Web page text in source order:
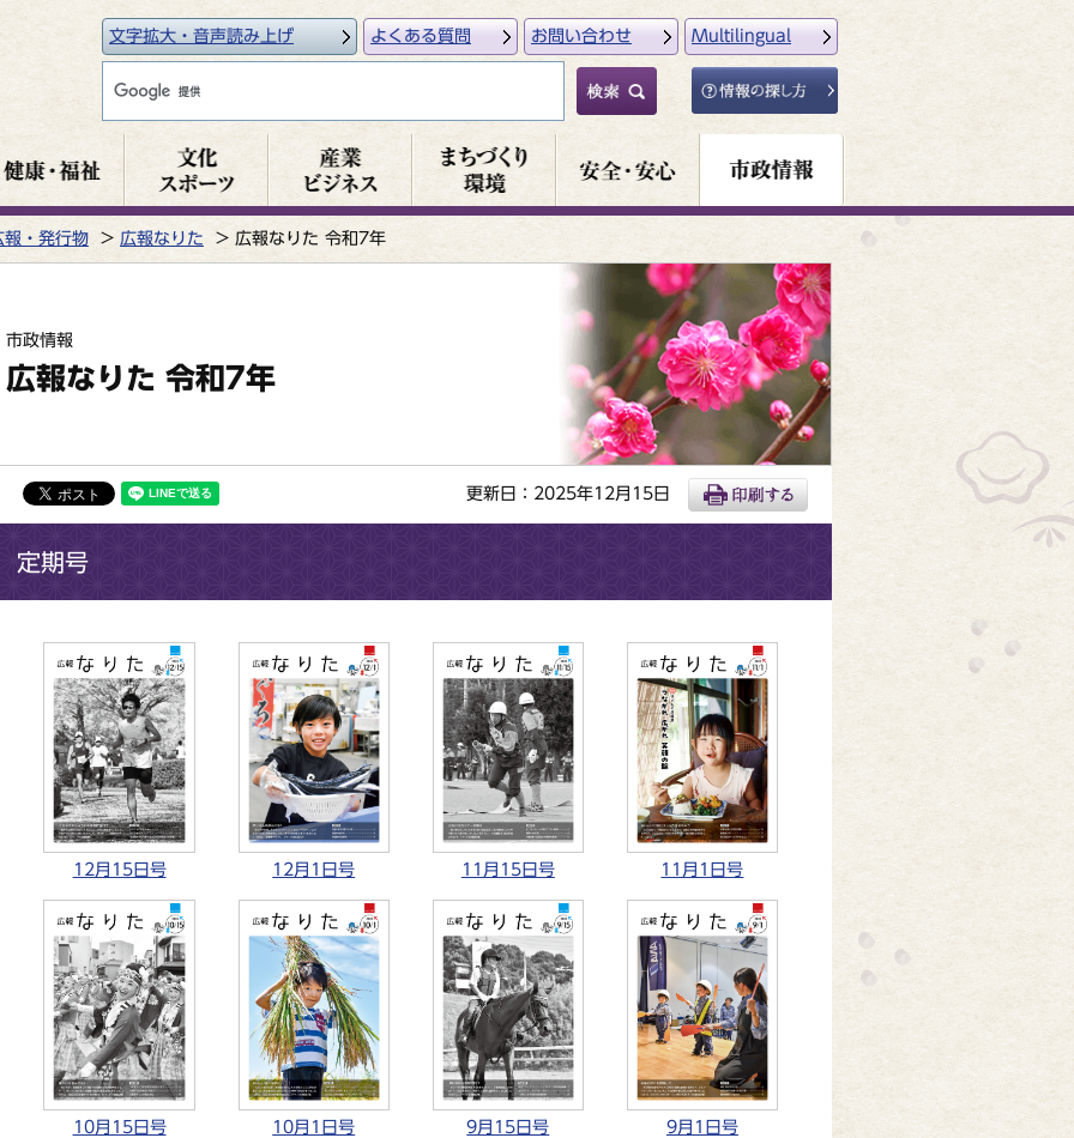
文字拡大・音声読み上げ よくある質問 お問い合わせ Multilingual
報・発行物 広報なりた 広報なりた 令和7年
市政情報
広報なりた 令和7年
更新日：2025年12月15日
定期号
12月15日号 12月1日号 11月15日号 11月1日号
10月15日号 10月1日号 9月15日号 9月1日号